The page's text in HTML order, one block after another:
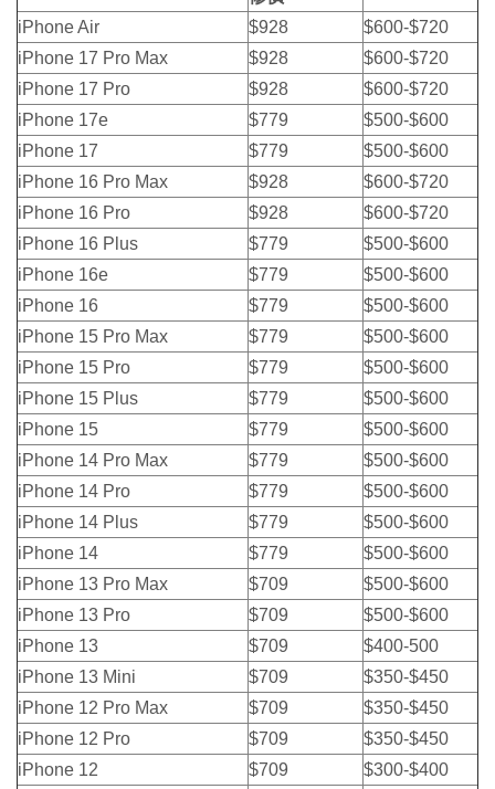
iPhone Air
$928
$600-$720
iPhone 17 Pro Max
$928
$600-$720
iPhone 17 Pro
$928
$600-$720
iPhone 17e
$779
$500-$600
iPhone 17
$779
$500-$600
iPhone 16 Pro Max
$928
$600-$720
iPhone 16 Pro
$928
$600-$720
iPhone 16 Plus
$779
$500-$600
iPhone 16e
$779
$500-$600
iPhone 16
$779
$500-$600
iPhone 15 Pro Max
$779
$500-$600
iPhone 15 Pro
$779
$500-$600
iPhone 15 Plus
$779
$500-$600
iPhone 15
$779
$500-$600
iPhone 14 Pro Max
$779
$500-$600
iPhone 14 Pro
$779
$500-$600
iPhone 14 Plus
$779
$500-$600
iPhone 14
$779
$500-$600
iPhone 13 Pro Max
$709
$500-$600
iPhone 13 Pro
$709
$500-$600
iPhone 13
$709
$400-500
iPhone 13 Mini
$709
$350-$450
iPhone 12 Pro Max
$709
$350-$450
iPhone 12 Pro
$709
$350-$450
iPhone 12
$709
$300-$400